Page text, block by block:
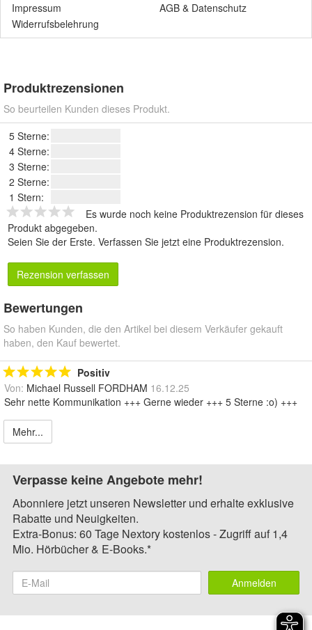
Impressum
AGB & Datenschutz
Widerrufsbelehrung
Produktrezensionen
So beurteilen Kunden dieses Produkt.
5 Sterne:
4 Sterne:
3 Sterne:
2 Sterne:
1 Stern:
Es wurde noch keine Produktrezension für dieses
Produkt abgegeben.
Seien Sie der Erste. Verfassen Sie jetzt eine Produktrezension.
Rezension verfassen
Bewertungen
So haben Kunden, die den Artikel bei diesem Verkäufer gekauft
haben, den Kauf bewertet.
Positiv
Von: Michael Russell FORDHAM 16.12.25
Sehr nette Kommunikation +++ Gerne wieder +++ 5 Sterne :o) +++
Mehr...
Verpasse keine Angebote mehr!
Abonniere jetzt unseren Newsletter und erhalte exklusive
Rabatte und Neuigkeiten.
Extra-Bonus: 60 Tage Nextory kostenlos - Zugriff auf 1,4
Mio. Hörbücher & E-Books.*
Anmelden